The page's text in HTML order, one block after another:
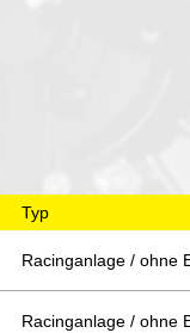
Typ
Racinganlage / ohne
Racinganlage / ohne